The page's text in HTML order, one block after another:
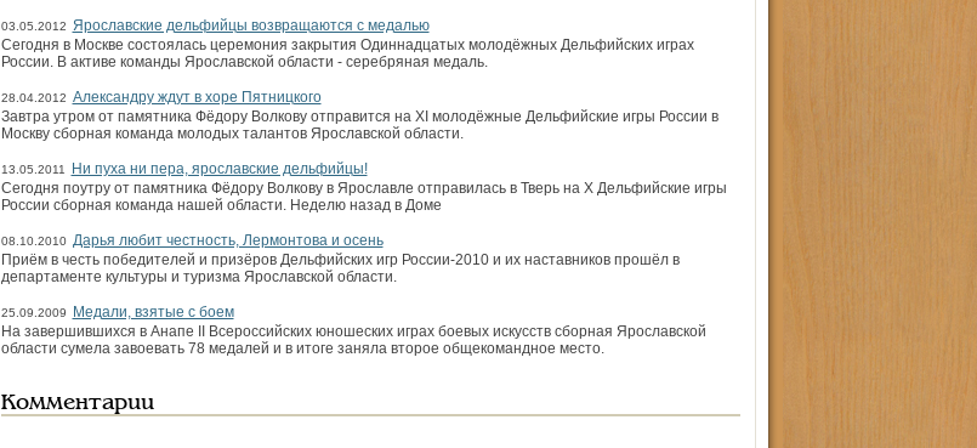
03.05.2012 Ярославские дельфийцы возвращаются с медалью
Сегодня в Москве состоялась церемония закрытия Одиннадцатых молодёжных Дельфийских играх
России. В активе команды Ярославской области - серебряная медаль.
28.04.2012 Александру ждут в хоре Пятницкого
Завтра утром от памятника Фёдору Волкову отправится на XI молодёжные Дельфийские игры России в
Москву сборная команда молодых талантов Ярославской области.
13.05.2011
Ни пуха ни пера, ярославские дельфийцы!
Сегодня поутру от памятника Фёдору Волкову в Ярославле отправилась в Тверь на X Дельфийские игры
России сборная команда нашей области. Неделю назад в Доме
08.10.2010 Дарья любит честность, Лермонтова и осень
Приём в честь победителей и призёров Дельфийских игр России-2010 и их наставников прошёл в
департаменте культуры и туризма Ярославской области.
25.09.2009
Медали, взятые с боем
На завершившихся в Анапе II Всероссийских юношеских играх боевых искусств сборная Ярославской
области сумела завоевать 78 медалей и в итоге заняла второе обще­командное место.
Комментарии